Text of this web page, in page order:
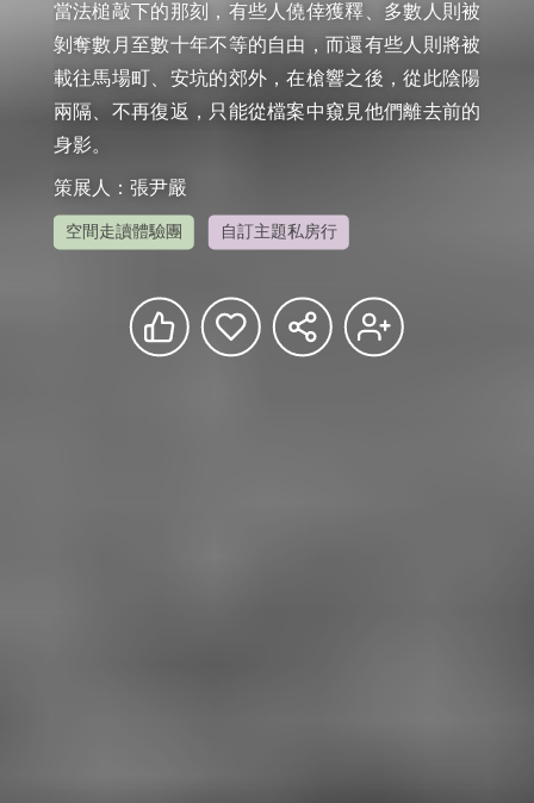
當法槌敲下的那刻，有些人僥倖獲釋、多數人則被
剝奪數月至數十年不等的自由，而還有些人則將被
載往馬場町、安坑的郊外，在槍響之後，從此陰陽
兩隔、不再復返，只能從檔案中窺見他們離去前的
策展人：張尹嚴
空間走讀體驗團 自訂主題私房行